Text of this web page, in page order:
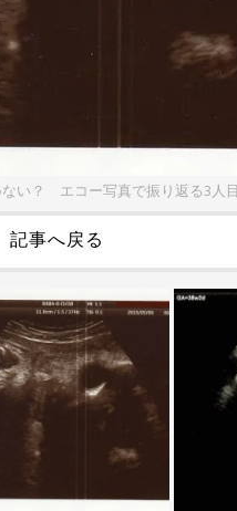
い？ エコー写真で振り返る3人
記事へ戻る